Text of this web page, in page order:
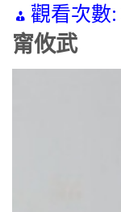
觀看次數:
甯攸武